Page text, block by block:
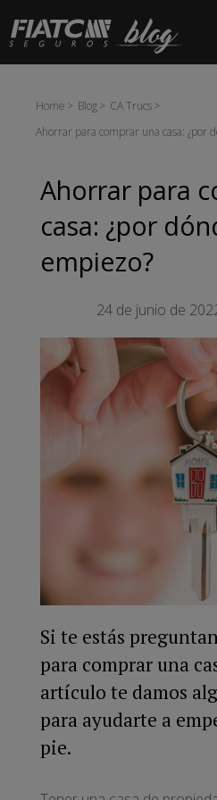
Saltar al contenido principal
Home Blog
CA Trucs
Ahorrar para comprar una casa: ¿por
Ahorrar para
casa: ¿por
empiezo?
24 de junio de
Si te estás
para comprar una
artículo te damos
para ayudarte a
pie.